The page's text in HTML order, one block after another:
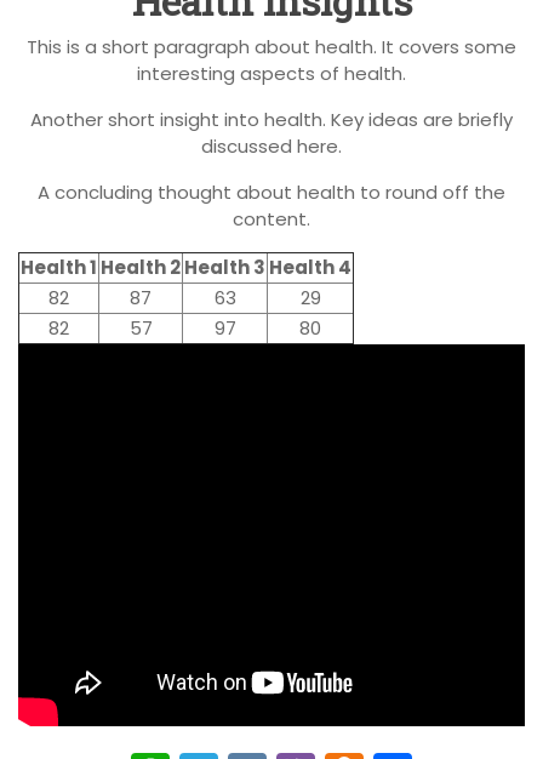
This is a short paragraph about health. It covers some
interesting aspects of health.
Another short insight into health. Key ideas are briefly
discussed here.
A concluding thought about health to round off the
content.
Health 1 Health 2Health 3 Health 4
82
87 63
29
82
57 97 80